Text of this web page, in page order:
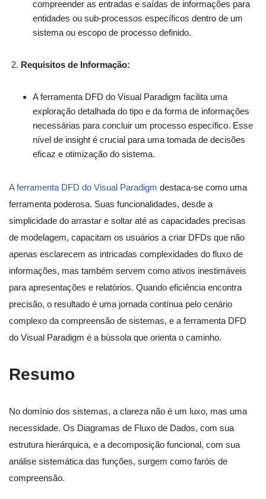
compreender as entradas e saídas de informações para
entidades ou sub-processos específicos dentro de um
sistema ou escopo de processo definido.
Requisitos de Informação:
A ferramenta DFD do Visual Paradigm facilita uma
exploração detalhada do tipo e da forma de informações
necessárias para concluir um processo específico. Esse
nível de insight é crucial para uma tomada de decisões
eficaz e otimização do sistema.
A ferramenta DFD do Visual Paradigm destaca-se como uma
ferramenta poderosa. Suas funcionalidades, desde a
simplicidade do arrastar e soltar até as capacidades precisas
de modelagem, capacitam os usuários a criar DFDs que não
apenas esclarecem as intricadas complexidades do fluxo de
informações, mas também servem como ativos inestimáveis
para apresentações e relatórios. Quando eficiência encontra
precisão, o resultado é uma jornada contínua pelo cenário
complexo da compreensão de sistemas, e a ferramenta DFD
do Visual Paradigm é a bússola que orienta o caminho.
Resumo
No domínio dos sistemas, a clareza não é um luxo, mas uma
necessidade. Os Diagramas de Fluxo de Dados, com sua
estrutura hierárquica, e a decomposição funcional, com sua
análise sistemática das funções, surgem como faróis de
compreensão.